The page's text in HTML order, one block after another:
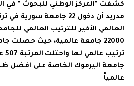
كشفت "المركز الوطني للبحوث " في
مدريد أن دخول 22 جامعة
العالمي الأخير للترتيب العالمي
22000 جامعة عالمية، حيث
عالمياً